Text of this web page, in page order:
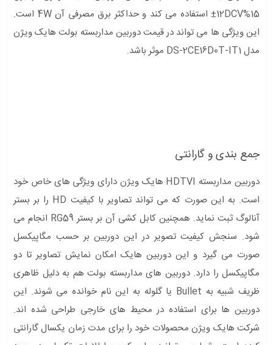
15%12DCV± استفاده می کند و حداکثر برق مصرفی آن 4W است.
این ویژگی ها می تواند در قیمت دوربین مداربسته بولت هایک ویژن
مدل DS-2CE16D0T-IT1 موثر باشد.
جمع بندی و گارانتی
دوربین مداربسته HDTVI هایک ویژن دارای ویژگی های خاص خود
است. به این صورت که می تواند تصاویر با کیفیت HD را بر بستر
آنالوگ ثبت نماید. همچنین کابل کشی آن بر بستر RG59 انجام می
شود. سنجش کیفیت تصویر در این دوربین بر حسب مگاپیکسل
صورت می گیرد و این دوربین هایک امکان نمایش تصاویر تا دو
مگاپیکسل را دارد. دوربین های مداربسته بولت هم به دلیل ظاهری
ظریف شبیه به Bullet یا گلوله به این نام خوانده می شوند. این
دوربین ها برای استفاده در محیط های خارجی طراحی شده اند.
شرکت هایک ویژن محصولات خود را برای مدت زمان یکسال گارانتی